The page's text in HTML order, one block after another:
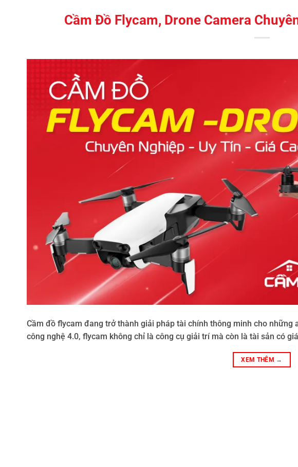
Cầm Đồ Flycam, Drone Camera
Cầm đồ flycam đang trở thành giải pháp tài chính thông minh cho
công nghệ 4.0, flycam không chỉ là công cụ giải trí mà còn là tài sản có
XEM THÊM →